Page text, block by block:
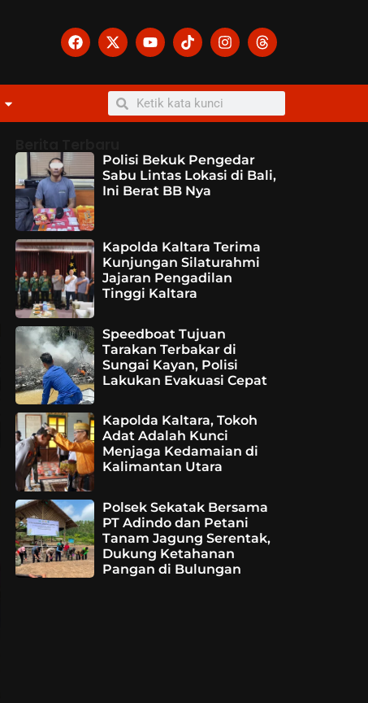
Polisi Bekuk Pengedar
Sabu Lintas Lokasi di Bali,
Ini Berat BB Nya
Kapolda Kaltara Terima
Kunjungan Silaturahmi
Jajaran Pengadilan
Tinggi Kaltara
Speedboat Tujuan
Tarakan Terbakar di
Sungai Kayan, Polisi
Lakukan Evakuasi Cepat
Kapolda Kaltara, Tokoh
Adat Adalah Kunci
Menjaga Kedamaian di
Kalimantan Utara
Polsek Sekatak Bersama
PT Adindo dan Petani
Tanam Jagung Serentak,
Dukung Ketahanan
Pangan di Bulungan